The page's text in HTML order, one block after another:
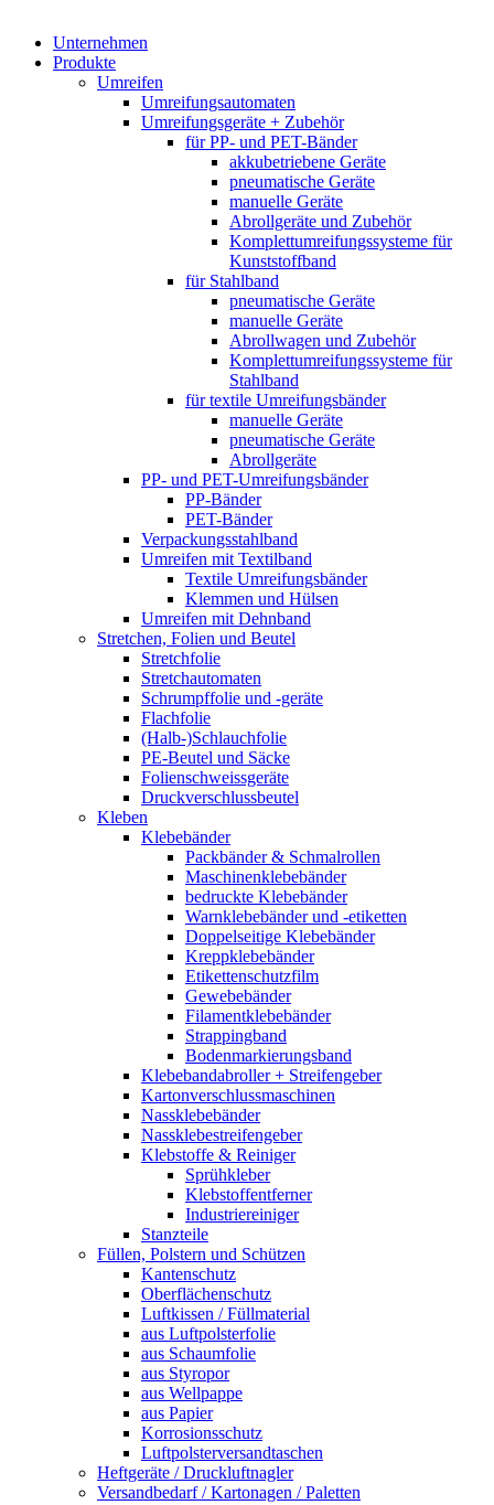
Unternehmen
Produkte
Umreifen
Umreifungsautomaten
Umreifungsgeräte + Zubehör
für PP- und PET-Bänder
akkubetriebene Geräte
pneumatische Geräte
manuelle Geräte
Abrollgeräte und Zubehör
Komplett­umreifungs­systeme für
Kunststoffband
für Stahlband
pneumatische Geräte
manuelle Geräte
Abrollwagen und Zubehör
Komplett­umreifungs­systeme für
Stahlband
für textile Umreifungsbänder
manuelle Geräte
pneumatische Geräte
Abrollgeräte
PP- und PET-Umreifungsbänder
PP-Bänder
PET-Bänder
Verpackungsstahlband
Umreifen mit Textilband
Textile Umreifungsbänder
Klemmen und Hülsen
Umreifen mit Dehnband
Stretchen, Folien und Beutel
Stretchfolie
Stretchautomaten
Schrumpffolie und -geräte
Flachfolie
(Halb-)Schlauchfolie
PE-Beutel und Säcke
Folienschweissgeräte
Druckverschlussbeutel
Kleben
Klebebänder
Packbänder & Schmalrollen
Maschinenklebebänder
bedruckte Klebebänder
Warnklebebänder und -etiketten
Doppelseitige Klebebänder
Kreppklebebänder
Etikettenschutzfilm
Gewebebänder
Filamentklebebänder
Strappingband
Bodenmarkierungsband
Klebebandabroller + Streifengeber
Kartonverschlussmaschinen
Nassklebebänder
Nassklebestreifengeber
Klebstoffe & Reiniger
Sprühkleber
Klebstoffentferner
Industriereiniger
Stanzteile
Füllen, Polstern und Schützen
Kantenschutz
Oberflächenschutz
Luftkissen / Füllmaterial
aus Luftpolsterfolie
aus Schaumfolie
aus Styropor
aus Wellpappe
aus Papier
Korrosionsschutz
Luftpolsterversandtaschen
Heftgeräte / Druckluftnagler
Versandbedarf / Kartonagen / Paletten